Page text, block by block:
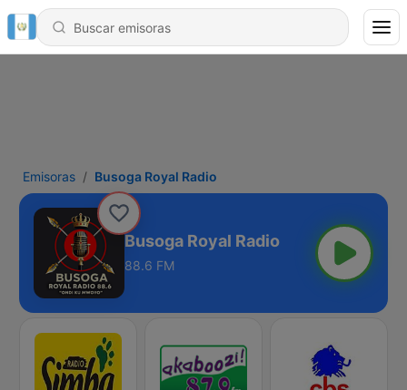
Emisoras Busoga Royal Radio
Busoga Royal Radio
88.6 FM